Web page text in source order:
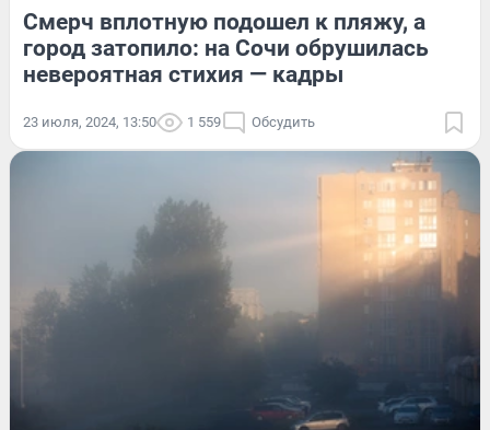
Смерч вплотную подошел к пляжу, а
город затопило: на Сочи обрушилась
невероятная стихия — кадры
23 июля, 2024, 13:50 1 559 Обсудить